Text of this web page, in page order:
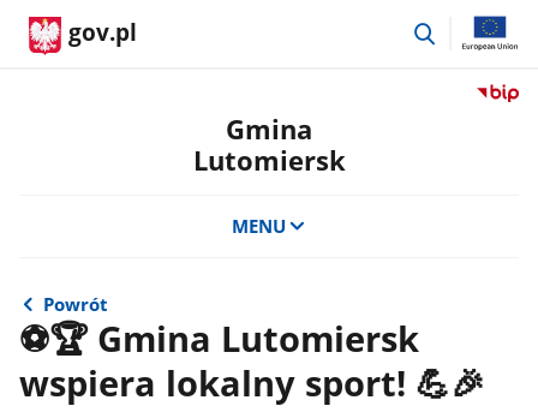
gov.pl
przejdź
Przejdź
Gmina
Lutomiersk
MENU
Powrót
⚽🏆 Gmina Lutomiersk
wspiera lokalny sport! 💪🎉